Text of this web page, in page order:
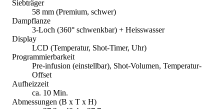
Siebträger
58 mm (Premium, schwer)
Dampflanze
3-Loch (360° schwenkbar) + Heisswasser
Display
LCD (Temperatur, Shot-Timer, Uhr)
Programmierbarkeit
Pre-infusion (einstellbar), Shot-Volumen, Temperatur-
Offset
Aufheizzeit
ca. 10 Min.
Abmessungen (B x T x H)